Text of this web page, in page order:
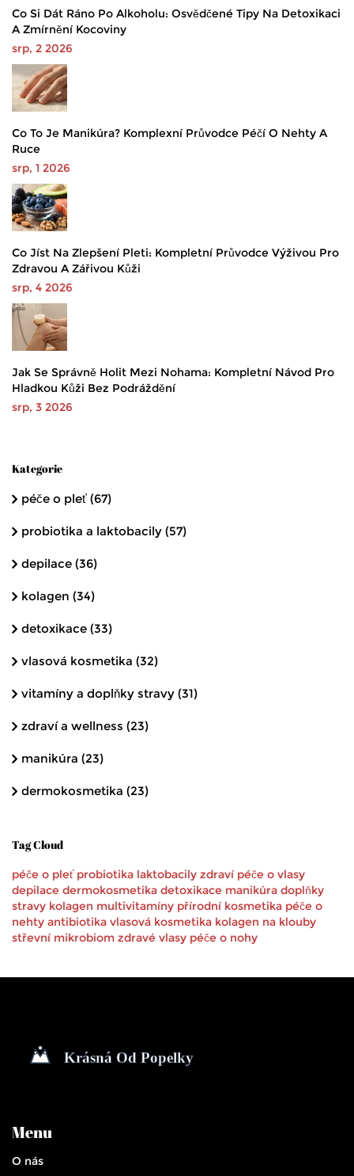
Co Si Dát Ráno Po Alkoholu: Osvědčené Tipy Na Detoxikaci
A Zmírnění Kocoviny
srp, 2 2026
Co To Je Manikúra? Komplexní Průvodce Péčí O Nehty A
Ruce
srp, 1 2026
Co Jíst Na Zlepšení Pleti: Kompletní Průvodce Výživou Pro
Zdravou A Zářivou Kůži
srp, 4 2026
Jak Se Správně Holit Mezi Nohama: Kompletní Návod Pro
Hladkou Kůži Bez Podráždění
srp, 3 2026
Kategorie
péče o pleť (67)
probiotika a laktobacily (57)
depilace (36)
kolagen (34)
detoxikace (33)
vlasová kosmetika (32)
vitamíny a doplňky stravy (31)
zdraví a wellness (23)
manikúra (23)
dermokosmetika (23)
Tag Cloud
péče o pleť probiotika laktobacily zdraví péče o vlasy
depilace dermokosmetika detoxikace manikúra doplňky
stravy kolagen multivitamíny přírodní kosmetika péče o
nehty antibiotika vlasová kosmetika kolagen na klouby
střevní mikrobiom zdravé vlasy péče o nohy
Menu
O nás